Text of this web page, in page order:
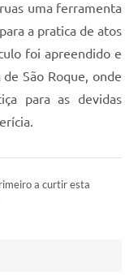
para MEI
uma ferramenta
a pratica de atos
foi apreendido e
São Roque, onde
para as devidas
a curtir esta